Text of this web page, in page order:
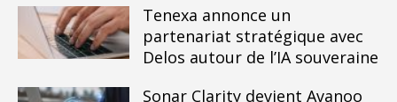
Tenexa annonce un
partenariat stratégique avec
Delos autour de l’IA souveraine
Sonar Clarity devient Avanoo